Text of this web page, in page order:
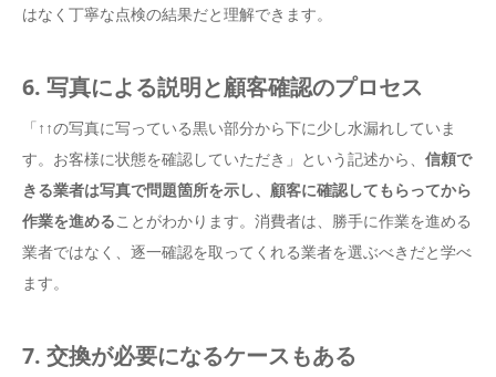
はなく丁寧な点検の結果だと理解できます。
6. 写真による説明と顧客確認のプロセス
「↑↑の写真に写っている黒い部分から下に少し水漏れしていま
す。お客様に状態を確認していただき」という記述から、 信頼で
きる業者は写真で問題箇所を示し、顧客に確認してもらってから
作業を進めることがわかります。消費者は、勝手に作業を進める
業者ではなく、逐一確認を取ってくれる業者を選ぶべきだと学べ
ます。
7. 交換が必要になるケースもある